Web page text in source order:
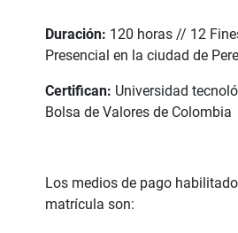
Duración: 120 horas // 12
Presencial en la ciudad de
Certifican: Universidad
Bolsa de Valores de Colombia
Los medios de pago
matrícula son: